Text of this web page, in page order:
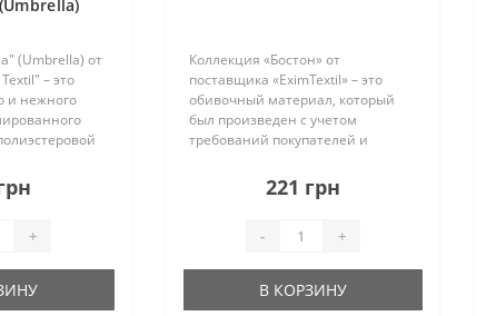
(Umbrella) от
– это
и нежного
смело
материал для
+
Коллекция «Бостон» от
поставщика «EximTextil» – это
обивочный материал, который
был произведен с учетом
требований покупателей и
тканей. Данный шенилл обладает
такими востребованными
демократичная це..
221 грн
- +
В КОРЗИНУ